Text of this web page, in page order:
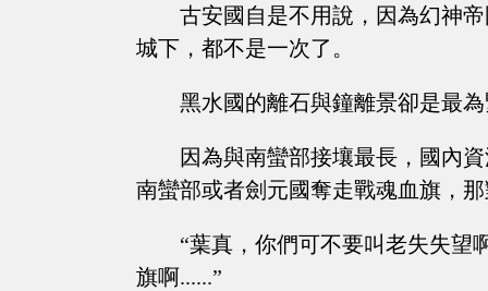
古安國自是不用說，因為幻神
城下，都不是一次了。
黑水國的離石與鐘離景卻是最
因為與南蠻部接壤最長，國內
南蠻部或者劍元國奪走戰魂血旗，
“葉真，你們可不要叫老失失望
旗啊......”